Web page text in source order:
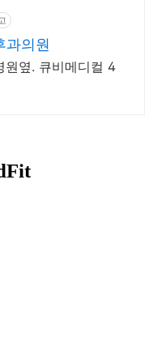
과의원
원옆. 큐비메디컬 4